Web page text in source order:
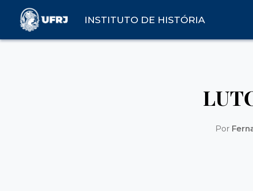
INSTITUTO DE HISTÓRIA
Por